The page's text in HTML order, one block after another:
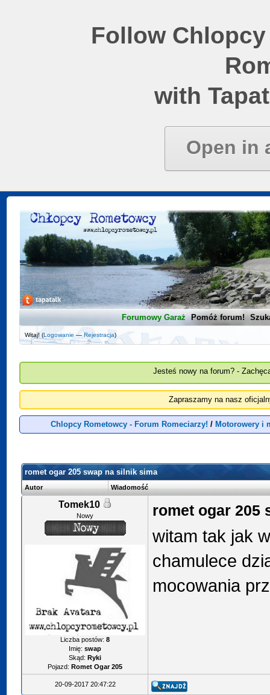
Follow
with
Open in
Forumowy Garaż Pomóż forum!
Witaj! (Logowanie —Rejestracja)
Jesteś nowy na forum? -
Zapraszamy na nasz
Chlopcy Rometowcy - Forum Romeciarzy! / Motorowery i
romet ogar 205 swap na silnik sima
Autor Wiadomość
Tomek10
Nowy
Liczba postów:8
Imię: swap
Skąd: Ryki
Pojazd: Romet Ogar 205
romet ogar 205
witam tak jak
chamulece
mocowania
20-09-2017 20:47:22